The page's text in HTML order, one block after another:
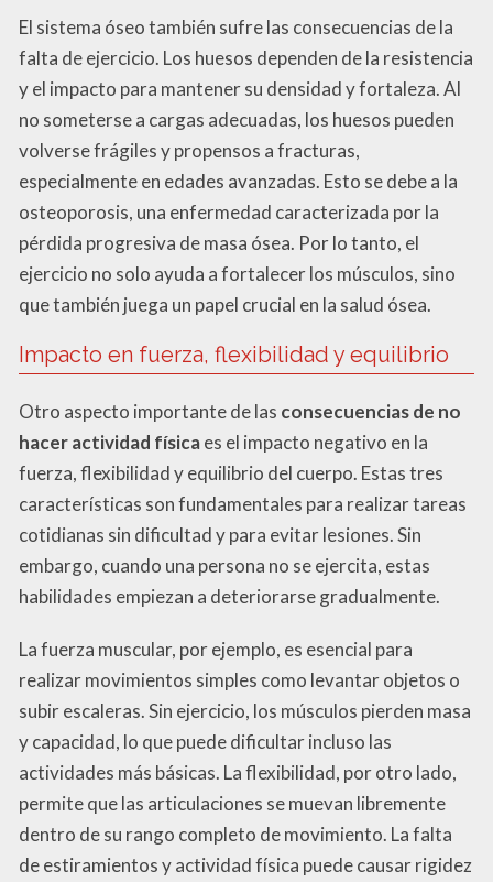
El sistema óseo también sufre las consecuencias de la
falta de ejercicio. Los huesos dependen de la resistencia
y el impacto para mantener su densidad y fortaleza. Al
no someterse a cargas adecuadas, los huesos pueden
volverse frágiles y propensos a fracturas,
especialmente en edades avanzadas. Esto se debe a la
osteoporosis, una enfermedad caracterizada por la
pérdida progresiva de masa ósea. Por lo tanto, el
ejercicio no solo ayuda a fortalecer los músculos, sino
que también juega un papel crucial en la salud ósea.
Impacto en fuerza, flexibilidad y equilibrio
Otro aspecto importante de las consecuencias de no
hacer actividad físicaes el impacto negativo en la
fuerza, flexibilidad y equilibrio del cuerpo. Estas tres
características son fundamentales para realizar tareas
cotidianas sin dificultad y para evitar lesiones. Sin
embargo, cuando una persona no se ejercita, estas
habilidades empiezan a deteriorarse gradualmente.
La fuerza muscular, por ejemplo, es esencial para
realizar movimientos simples como levantar objetos o
subir escaleras. Sin ejercicio, los músculos pierden masa
y capacidad, lo que puede dificultar incluso las
actividades más básicas. La flexibilidad, por otro lado,
permite que las articulaciones se muevan libremente
dentro de su rango completo de movimiento. La falta
de estiramientos y actividad física puede causar rigidez